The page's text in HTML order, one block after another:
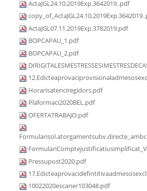
ActaJGL24.10.2019Exp.3642019..pdf
ActaJGL07.11.2019Exp.3782019.pdf
BOPCAPAU_1.pdf
BOPCAPAU_2.pdf
Horarisatenciregidors.pdf
Plaformaci2020BEL.pdf
OFERTATRABAJO.pdf
Pressupost2020.pdf
10022020escaner103048.pdf